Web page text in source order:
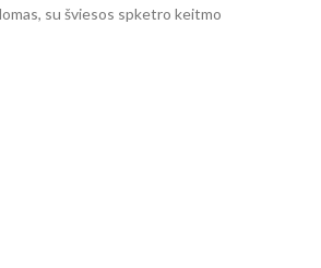
su šviesos spketro keitmo